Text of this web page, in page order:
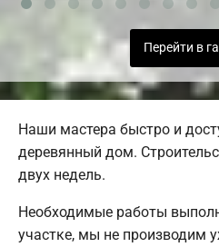
Перейти в
Наши мастера быстро и
деревянный дом.
двух недель.
Необходимые работы
участке, мы не производим